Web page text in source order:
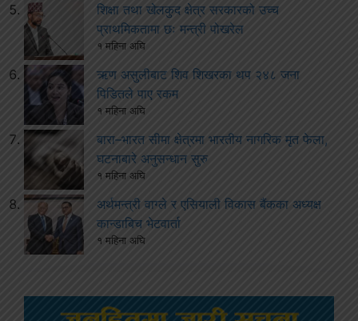
शिक्षा तथा खेलकुद क्षेत्र सरकारको उच्च
प्राथमिकतामा छः मन्त्री पोखरेल
१ महिना अघि
ऋण असुलीबाट शिव शिखरका थप २४८ जना
पिडितले पाए रकम
१ महिना अघि
बारा–भारत सीमा क्षेत्रमा भारतीय नागरिक मृत फेला,
घटनाबारे अनुसन्धान सुरु
१ महिना अघि
अर्थमन्त्री वाग्ले र एसियाली विकास बैंकका अध्यक्ष
कान्डाबिच भेटवार्ता
१ महिना अघि